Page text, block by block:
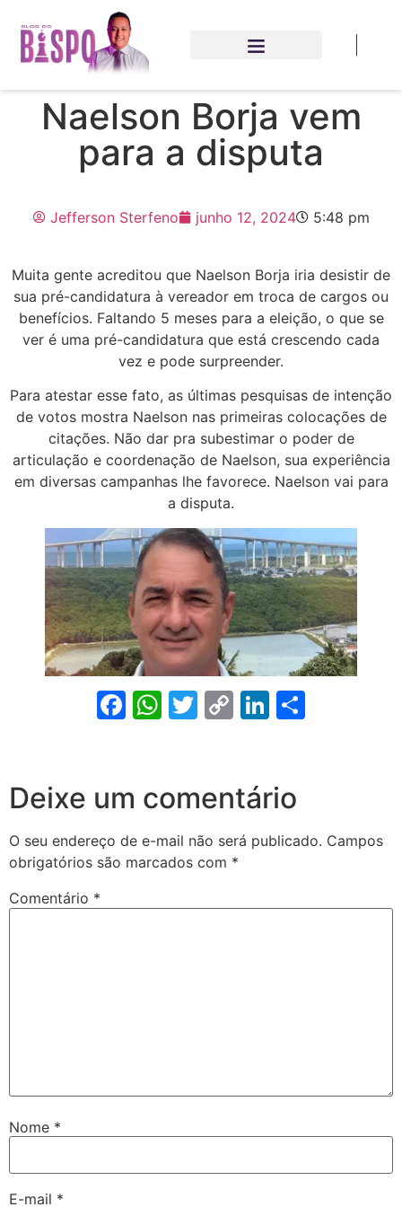
Naelson Borja vem
para a disputa
Jefferson Sterfeno junho 12, 2024 5:48 pm
Muita gente acreditou que Naelson Borja iria desistir de
sua pré-candidatura à vereador em troca de cargos ou
benefícios. Faltando 5 meses para a eleição, o que se
ver é uma pré-candidatura que está crescendo cada
vez e pode surpreender.
Para atestar esse fato, as últimas pesquisas de intenção
de votos mostra Naelson nas primeiras colocações de
citações. Não dar pra subestimar o poder de
articulação e coordenação de Naelson, sua experiência
em diversas campanhas lhe favorece. Naelson vai para
a disputa.
Facebook
WhatsApp
Twitter
CopyLinkedIn
Deixe um comentário
O seu endereço de e-mail não será publicado. Campos
obrigatórios são marcados com *
Comentário *
Nome *
E-mail *